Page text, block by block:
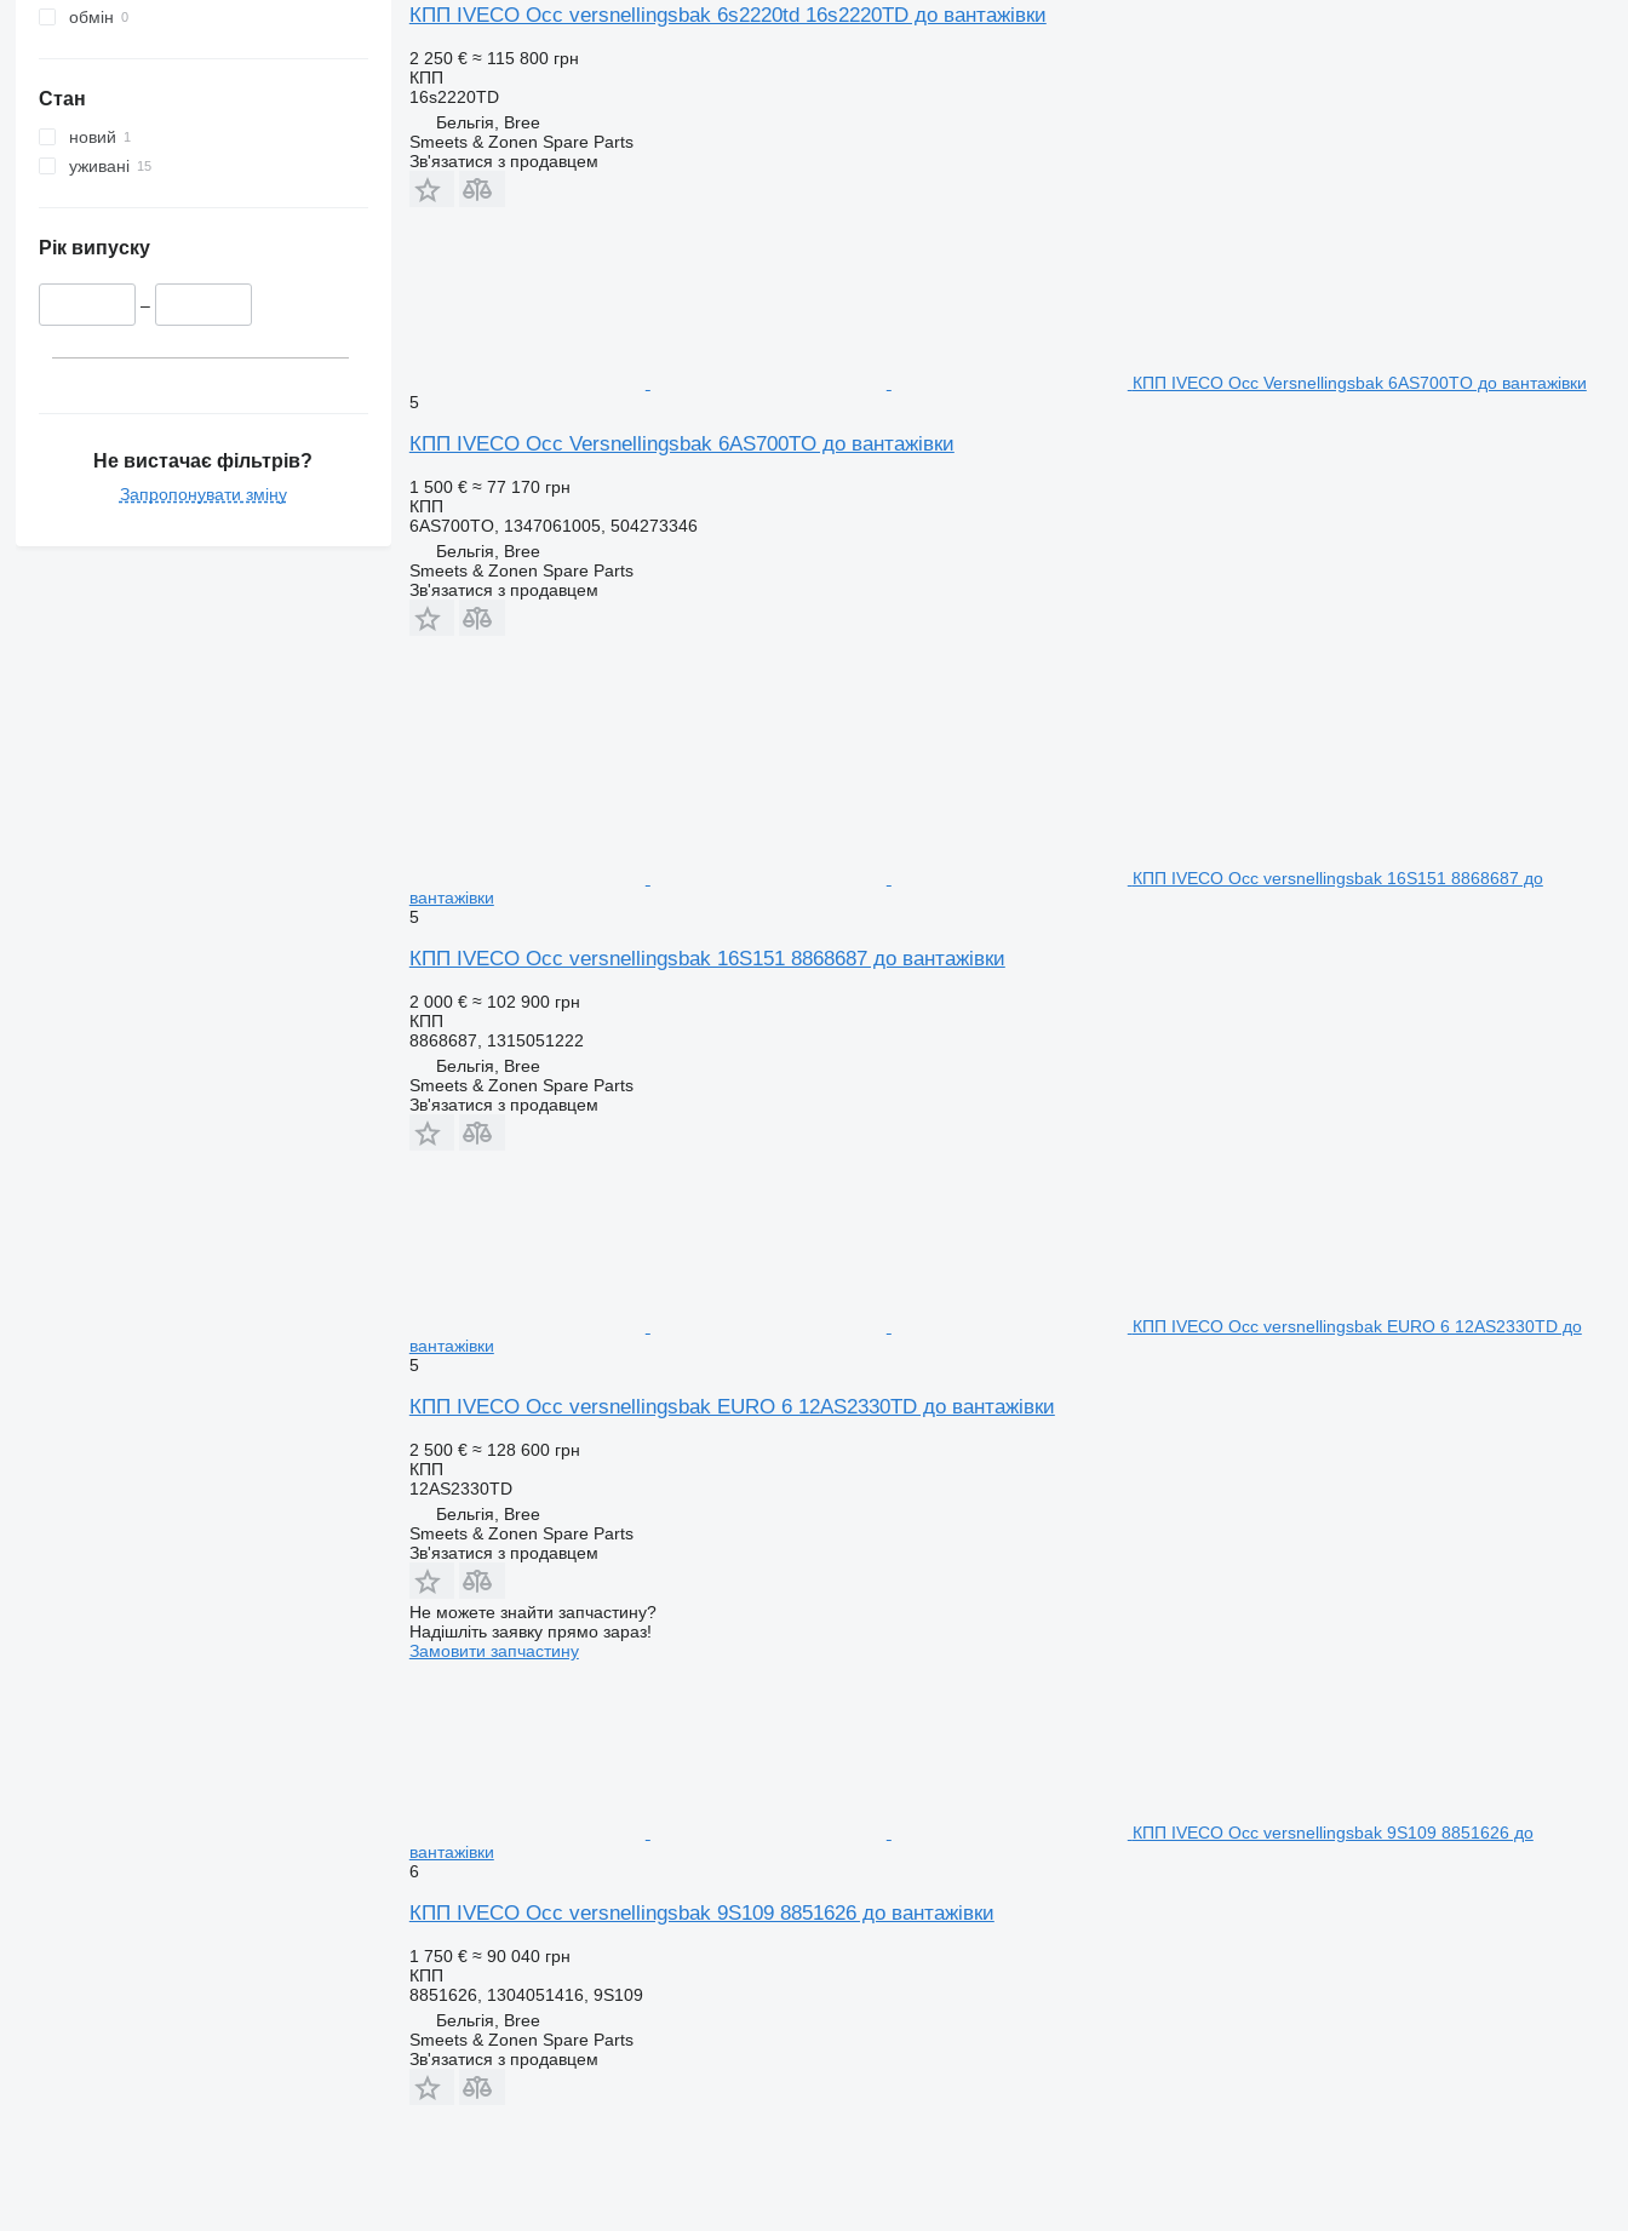
обмін
Стан
новий
уживані
Рік випуску
–
Не вистачає фільтрів?
Запропонувати зміну
КПП IVECO Occ versnellingsbak 6s2220td 16s2220TD до вантажівки
2 250 € ≈ 115 800 грн
КПП
16s2220TD
Бельгія, Bree
Smeets & Zonen Spare Parts
Зв'язатися з продавцем
КПП IVECO Occ Versnellingsbak 6AS700TO до вантажівки
5
КПП IVECO Occ Versnellingsbak 6AS700TO до вантажівки
1 500 € ≈ 77 170 грн
КПП
6AS700TO, 1347061005, 504273346
Бельгія, Bree
Smeets & Zonen Spare Parts
Зв'язатися з продавцем
КПП IVECO Occ versnellingsbak 16S151 8868687 до
вантажівки
5
КПП IVECO Occ versnellingsbak 16S151 8868687 до вантажівки
2 000 € ≈ 102 900 грн
КПП
8868687, 1315051222
Бельгія, Bree
Smeets & Zonen Spare Parts
Зв'язатися з продавцем
КПП IVECO Occ versnellingsbak EURO 6 12AS2330TD до
вантажівки
5
КПП IVECO Occ versnellingsbak EURO 6 12AS2330TD до вантажівки
2 500 € ≈ 128 600 грн
КПП
12AS2330TD
Бельгія, Bree
Smeets & Zonen Spare Parts
Зв'язатися з продавцем
Не можете знайти запчастину?
Надішліть заявку прямо зараз!
Замовити запчастину
КПП IVECO Occ versnellingsbak 9S109 8851626 до
вантажівки
6
КПП IVECO Occ versnellingsbak 9S109 8851626 до вантажівки
1 750 € ≈ 90 040 грн
КПП
8851626, 1304051416, 9S109
Бельгія, Bree
Smeets & Zonen Spare Parts
Зв'язатися з продавцем